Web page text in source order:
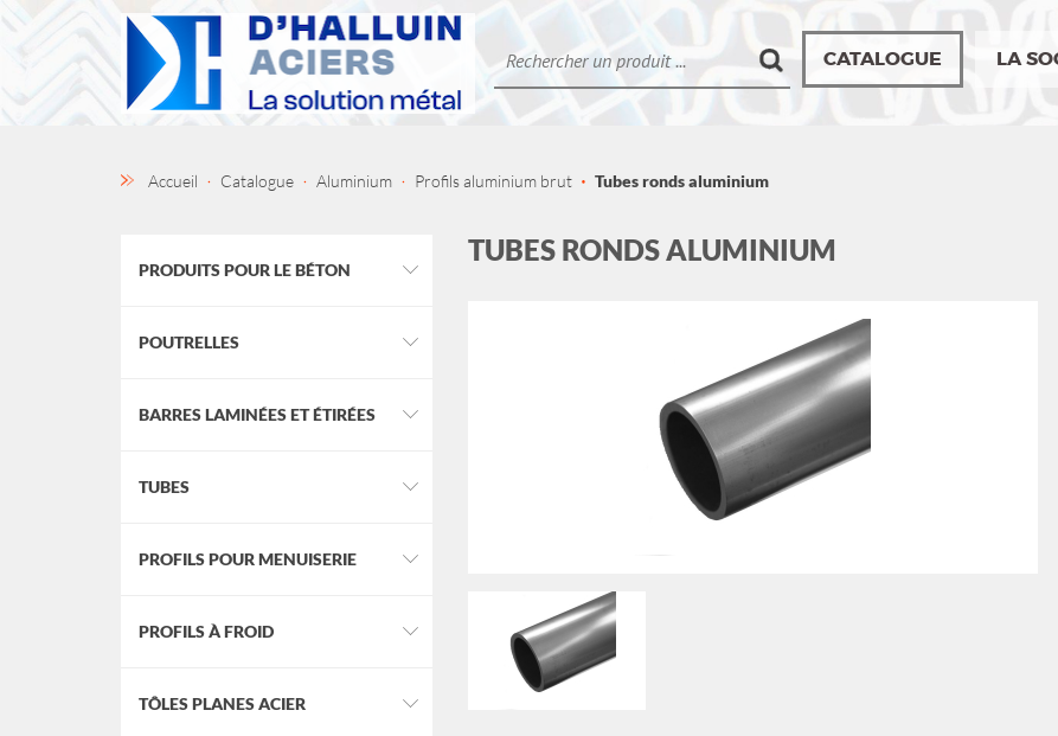
CATALOGUE LA
Accueil Catalogue Aluminium Profils aluminium brut Tubes ronds aluminium
PRODUITS POUR LE BÉTON
POUTRELLES
BARRES LAMINÉES ET ÉTIRÉES
TUBES
PROFILS POUR MENUISERIE
PROFILS À FROID
TÔLES PLANES ACIER
TUBES RONDS ALUMINIUM